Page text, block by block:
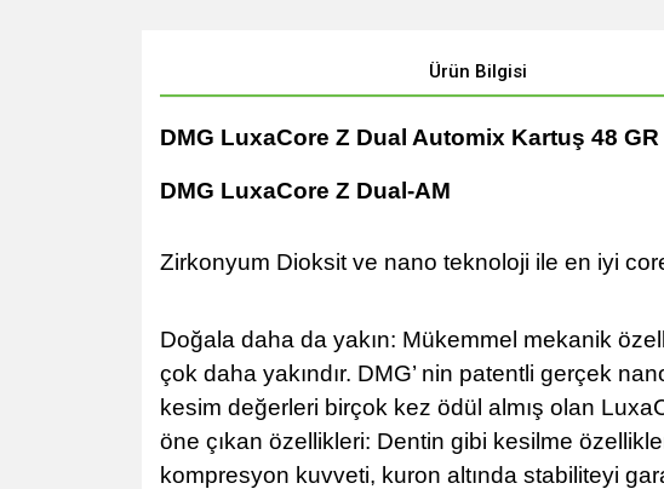
Ürün Bilgisi
DMG LuxaCore Z Dual Automix Kartuş 48 GR
DMG LuxaCore Z Dual-AM
Zirkonyum Dioksit ve nano teknoloji ile en iyi
Doğala daha da yakın: Mükemmel mekanik
çok daha yakındır. DMG’ nin patentli gerçek
kesim değerleri birçok kez ödül almış olan
öne çıkan özellikleri: Dentin gibi kesilme
kompresyon kuvveti, kuron altında stabiliteyi